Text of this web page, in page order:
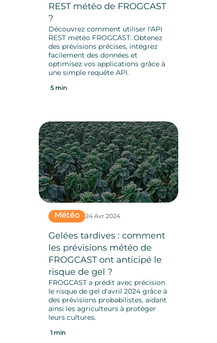
REST météo de FROGCAST
?
Découvrez comment utiliser l'API
REST météo FROGCAST. Obtenez
des prévisions précises, intégrez
facilement des données et
optimisez vos applications grâce à
une simple requête API.
5 min
Météo 24 Avr 2024
Gelées tardives : comment
les prévisions météo de
FROGCAST ont anticipé le
risque de gel ?
FROGCAST a prédit avec précision
le risque de gel d'avril 2024 grâce à
des prévisions probabilistes, aidant
ainsi les agriculteurs à protéger
leurs cultures.
1 min